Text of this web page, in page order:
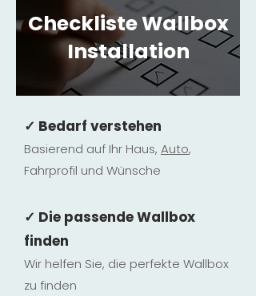
Checkliste Wallbox
Installation
✓ Bedarf verstehen
Basierend auf Ihr Haus, Auto,
Fahrprofil und Wünsche
✓ Die passende Wallbox
finden
Wir helfen Sie, die perfekte Wallbox
zu finden